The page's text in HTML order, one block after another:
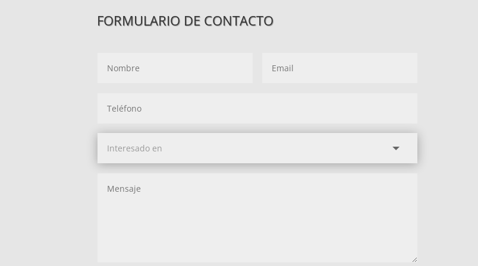
FORMULARIO DE CONTACTO